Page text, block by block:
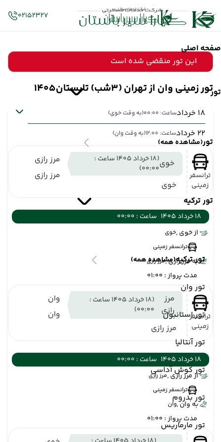
صفحه اصلی
تور
تور(مشاهده همه)
تور ترکیه
تور ترکیه(مشاهده همه)
تور وان
تور استانبول
تور آنتالیا
تور کوش آداسی
تور بدروم
تور مارماریس
02152327
این تور منقضی شده است
تور زمینی وان از تهران (3شب) تابستان1405
18 خرداد ساعت: 00:00 (به وقت خوی)
22 خرداد ساعت: 12:00 (به وقت وان)
ترانسفر
زمینی
خوی
(18 خرداد 1405 ساعت :
00:00)
خوی
مرز رازی
مرز رازی
18 خرداد 1405
ساعت : 00:00
از خوی ,خوی
ترانسفر زمینی
به مرز رازی ,مرز رازی
مدت پرواز : 01:00
ترانسفر
زمینی
مرز
رازی
(18 خرداد 1405 ساعت :
00:00)
مرز رازی
وان
وان
18 خرداد 1405
ساعت : 00:00
از مرز رازی ,مرز رازی
ترانسفر زمینی
به وان ,وان
مدت پرواز : 01:00